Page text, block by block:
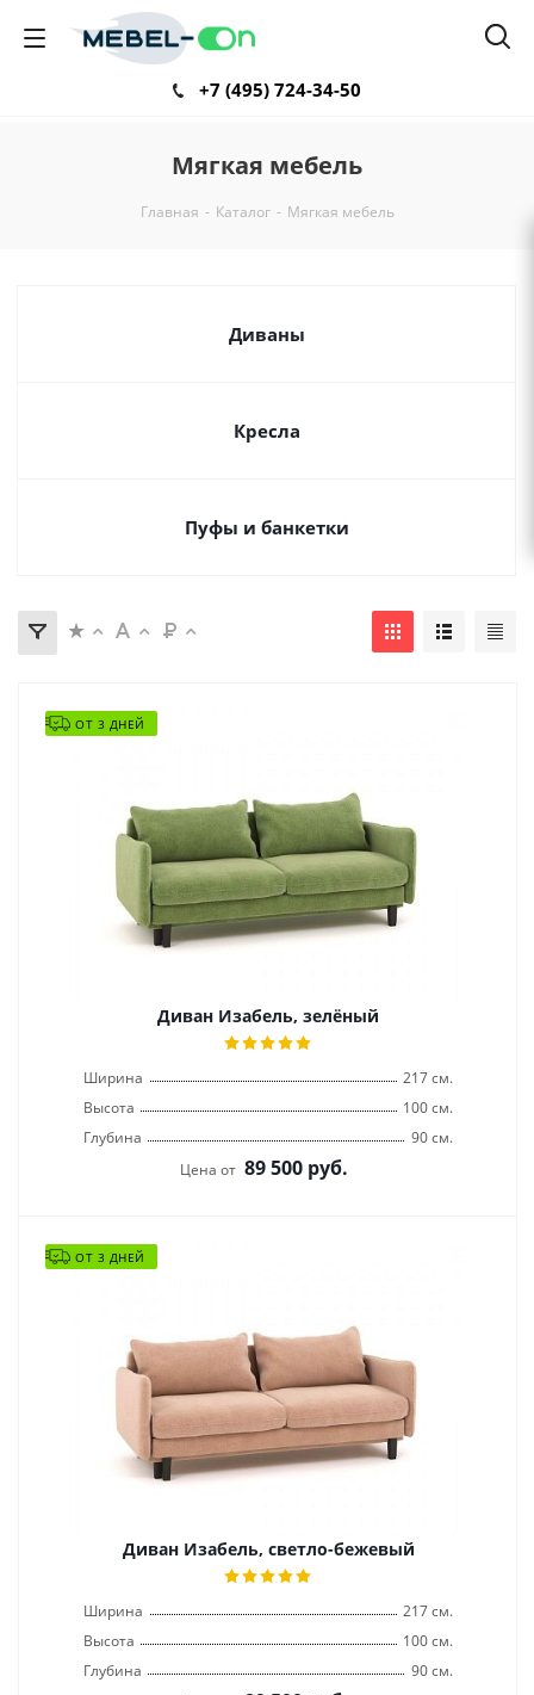
+7 (495) 724-34-50
Мягкая мебель
Главная - Каталог - Мягкая мебель
Диваны
Кресла
Пуфы и банкетки
ОТ 3 ДНЕЙ
Диван Изабель, зелёный
Ширина
217 см.
Высота
100 см.
Глубина
90 см.
Цена от 89 500 руб.
ОТ 3 ДНЕЙ
Диван Изабель, светло-бежевый
Ширина
217 см.
Высота
100 см.
Глубина
90 см.